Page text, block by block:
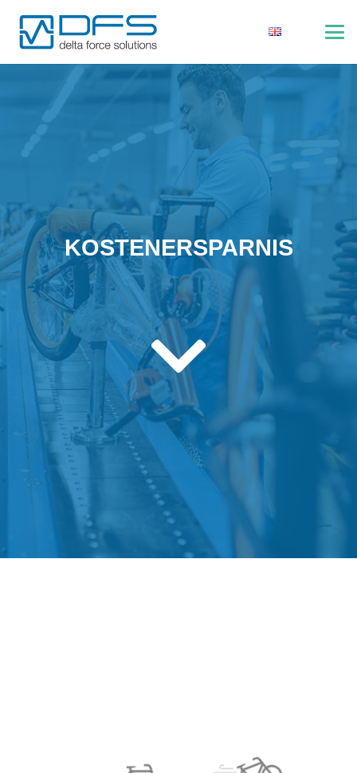
KOSTENERSPARNIS